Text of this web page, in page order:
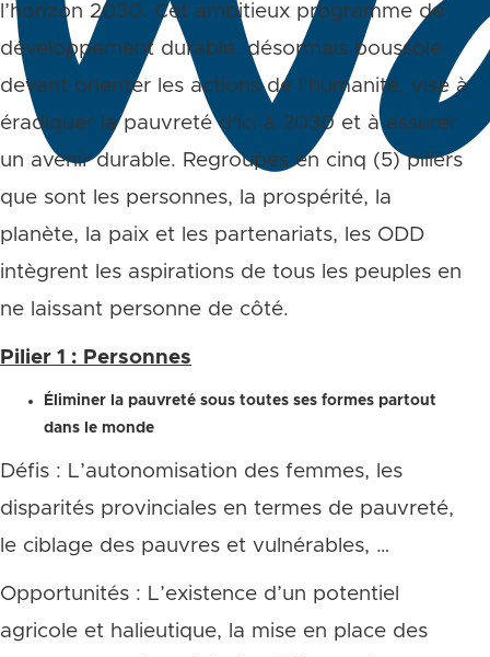
l’horizon 2030. Cet ambitieux programme de
développement durable, désormais boussole
devant orienter les actions de l’humanité, vise à
éradiquer la pauvreté d’ici à 2030 et à assurer
un avenir durable. Regroupés en cinq (5) piliers
que sont les personnes, la prospérité, la
planète, la paix et les partenariats, les ODD
intègrent les aspirations de tous les peuples en
ne laissant personne de côté.
Pilier 1 : Personnes
Éliminer la pauvreté sous toutes ses formes partout
dans le monde
Défis : L’autonomisation des femmes, les
disparités provinciales en termes de pauvreté,
le ciblage des pauvres et vulnérables, …
Opportunités : L’existence d’un potentiel
agricole et halieutique, la mise en place des